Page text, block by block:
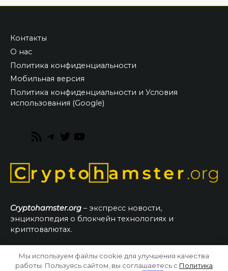
Контакты
О нас
Политика конфиденциальности
Мобильная версия
Политика конфиденциальности и Условия
использования (Google)
RSS
Telegram
Twitter
Cryptohamster.org – экспресс новости,
энциклопедия о блокчейн технологиях и
криптовалютах.
© 2026 CryptoHamster.org
Мы используем файлы cookie для улучшения качества
работы. Пользуясь сайтом, вы соглашаетесь с Политика